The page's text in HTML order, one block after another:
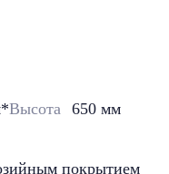
Высота
650 мм
покрытием